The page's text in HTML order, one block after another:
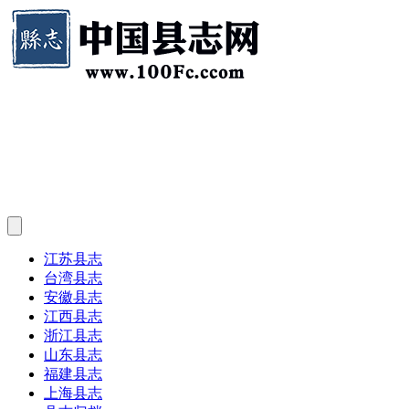
江苏县志
台湾县志
安徽县志
江西县志
浙江县志
山东县志
福建县志
上海县志